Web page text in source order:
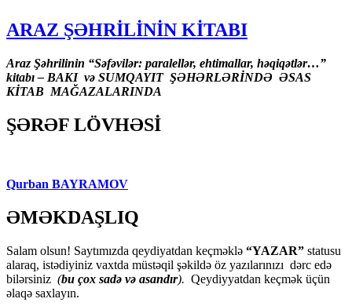
ARAZ ŞƏHRİLİNİN KİTABI
Araz Şəhrilinin “Səfəvilər: paralellər, ehtimallar, həqiqətlər…”
kitabı – BAKI və SUMQAYIT ŞƏHƏRLƏRİNDƏ ƏSAS
KİTAB MAĞAZALARINDA
ŞƏRƏF LÖVHƏSİ
Qurban BAYRAMOV
ƏMƏKDAŞLIQ
Salam olsun! Saytımızda qeydiyatdan keçməklə “YAZAR” statusu
alaraq, istədiyiniz vaxtda müstəqil şəkildə öz yazılarınızı dərc edə
bilərsiniz (bu çox sadə və asandır). Qeydiyyatdan keçmək üçün
əlaqə saxlayın.